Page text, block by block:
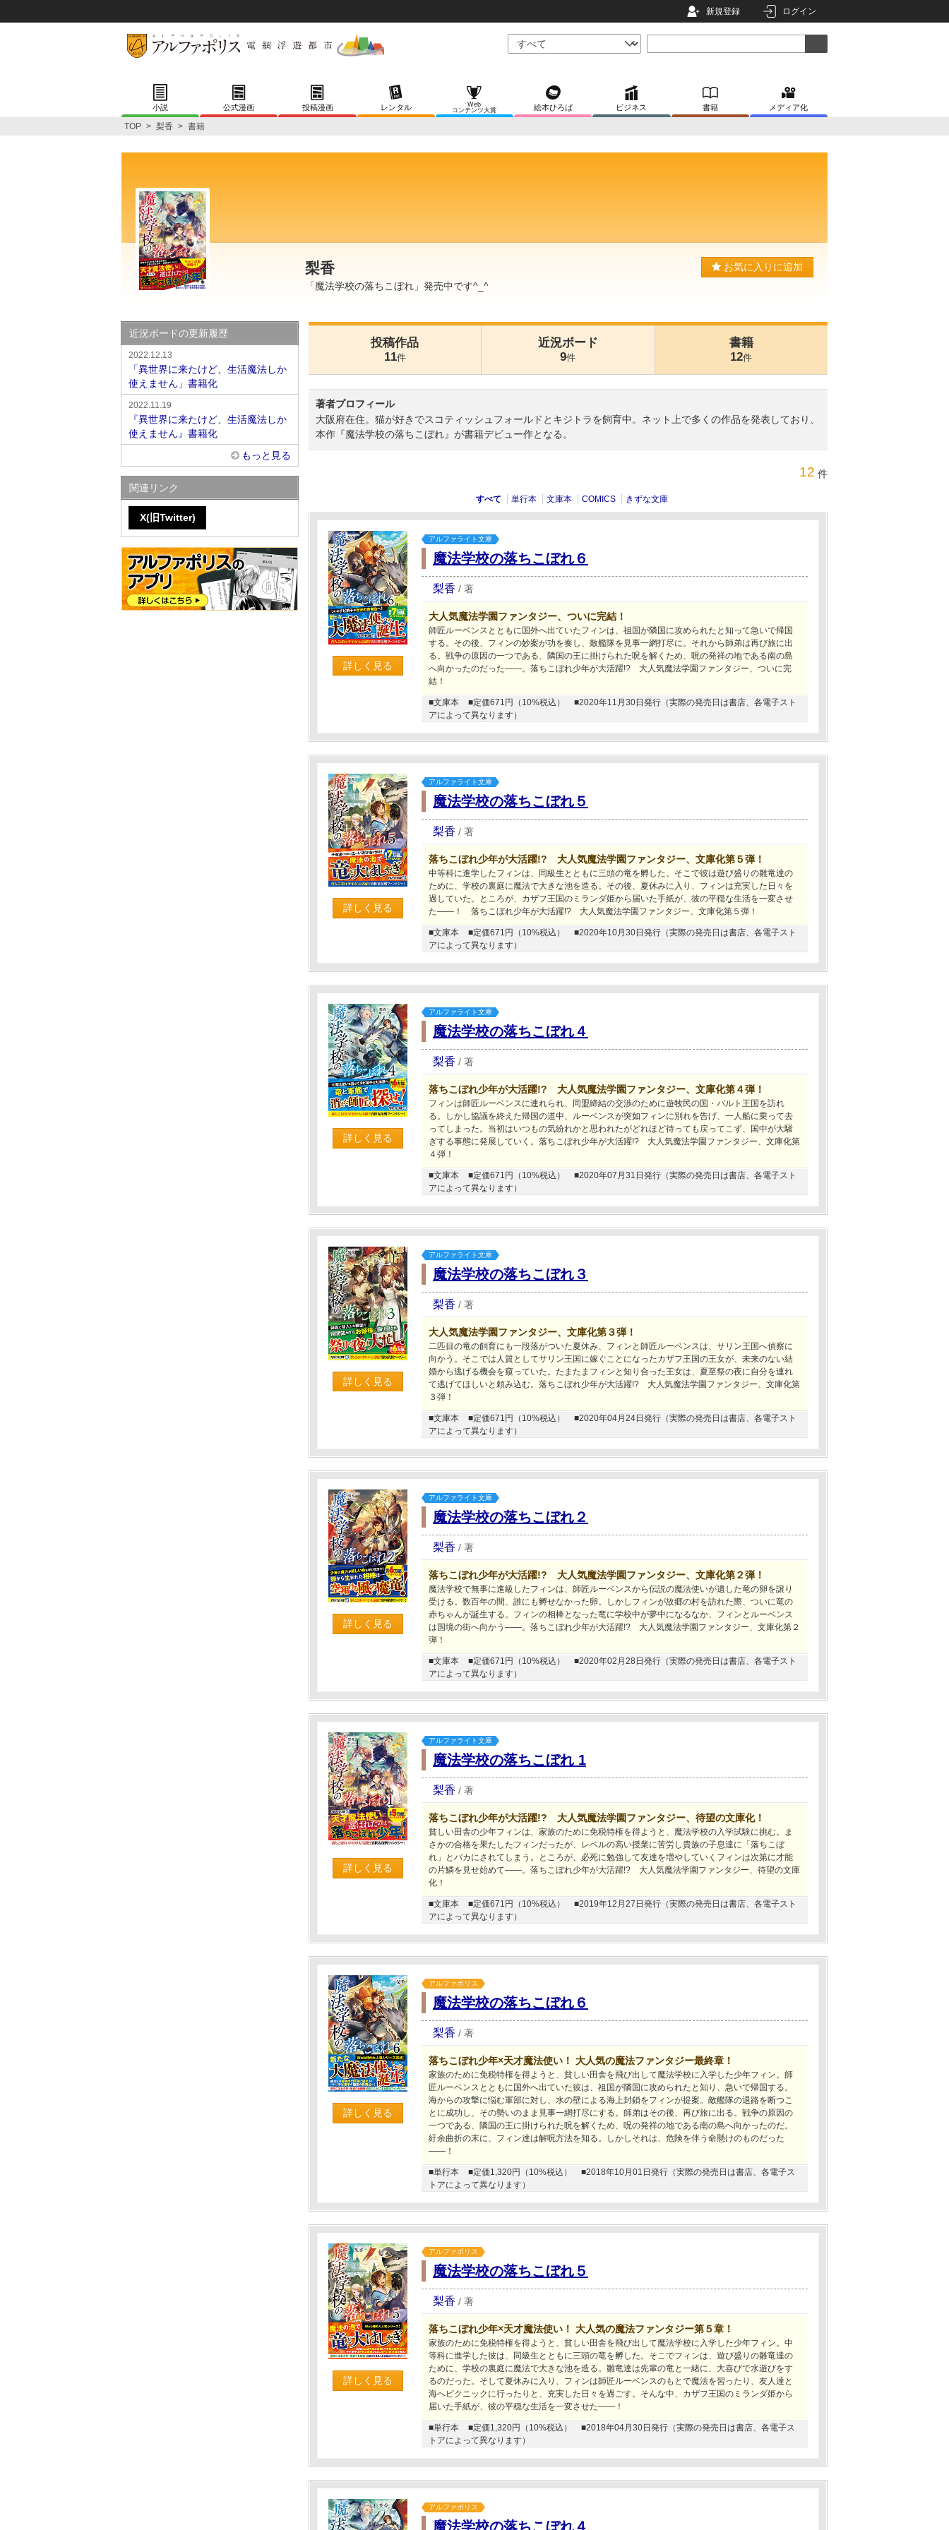
新規登録 ログイン
小説 公式漫画 投稿漫画 レンタル
Web
コンテンツ大賞
絵本ひろば ビジネス 書籍 メディア化
TOP > 梨香 > 書籍
梨香
「魔法学校の落ちこぼれ」発売中です^_^
お気に入りに追加
投稿作品
11件
近況ボード
9件
書籍
12件
著者プロフィール
大阪府在住。猫が好きでスコティッシュフォールドとキジトラを飼育中。ネット上で多くの作品を発表しており、
本作『魔法学校の落ちこぼれ』が書籍デビュー作となる。
12 件
すべて 単行本 文庫本 COMICS きずな文庫
詳しく見る
アルファライト文庫
魔法学校の落ちこぼれ６
梨香 / 著
大人気魔法学園ファンタジー、ついに完結！
師匠ルーベンスとともに国外へ出ていたフィンは、祖国が隣国に攻められたと知って急いで帰国
する。その後、フィンの妙案が功を奏し、敵艦隊を見事一網打尽に。それから師弟は再び旅に出
る。戦争の原因の一つである、隣国の王に掛けられた呪を解くため、呪の発祥の地である南の島
へ向かったのだった――。落ちこぼれ少年が大活躍!? 大人気魔法学園ファンタジー、ついに完
結！
■文庫本 ■定価671円（10%税込）
■2020年11月30日発行（実際の発売日は書店、各電子スト
アによって異なります）
詳しく見る
アルファライト文庫
魔法学校の落ちこぼれ５
梨香 / 著
落ちこぼれ少年が大活躍!? 大人気魔法学園ファンタジー、文庫化第５弾！
中等科に進学したフィンは、同級生とともに三頭の竜を孵した。そこで彼は遊び盛りの雛竜達の
ために、学校の裏庭に魔法で大きな池を造る。その後、夏休みに入り、フィンは充実した日々を
過していた。ところが、カザフ王国のミランダ姫から届いた手紙が、彼の平穏な生活を一変させ
た――！ 落ちこぼれ少年が大活躍!? 大人気魔法学園ファンタジー、文庫化第５弾！
■文庫本 ■定価671円（10%税込）
■2020年10月30日発行（実際の発売日は書店、各電子スト
アによって異なります）
詳しく見る
アルファライト文庫
魔法学校の落ちこぼれ４
梨香 / 著
落ちこぼれ少年が大活躍!? 大人気魔法学園ファンタジー、文庫化第４弾！
フィンは師匠ルーベンスに連れられ、同盟締結の交渉のために遊牧民の国・バルト王国を訪れ
る。しかし協議を終えた帰国の道中、ルーベンスが突如フィンに別れを告げ、一人船に乗って去
ってしまった。当初はいつもの気紛れかと思われたがどれほど待っても戻ってこず、国中が大騒
ぎする事態に発展していく。落ちこぼれ少年が大活躍!? 大人気魔法学園ファンタジー、文庫化第
４弾！
■文庫本 ■定価671円（10%税込）
■2020年07月31日発行（実際の発売日は書店、各電子スト
アによって異なります）
詳しく見る
アルファライト文庫
魔法学校の落ちこぼれ３
梨香 / 著
大人気魔法学園ファンタジー、文庫化第３弾！
二匹目の竜の飼育にも一段落がついた夏休み、フィンと師匠ルーベンスは、サリン王国へ偵察に
向かう。そこでは人質としてサリン王国に嫁ぐことになったカザフ王国の王女が、未来のない結
婚から逃げる機会を窺っていた。たまたまフィンと知り合った王女は、夏至祭の夜に自分を連れ
て逃げてほしいと頼み込む。落ちこぼれ少年が大活躍!? 大人気魔法学園ファンタジー、文庫化第
３弾！
■文庫本 ■定価671円（10%税込）
■2020年04月24日発行（実際の発売日は書店、各電子スト
アによって異なります）
詳しく見る
アルファライト文庫
魔法学校の落ちこぼれ２
梨香 / 著
落ちこぼれ少年が大活躍!? 大人気魔法学園ファンタジー、文庫化第２弾！
魔法学校で無事に進級したフィンは、師匠ルーベンスから伝説の魔法使いが遺した竜の卵を譲り
受ける。数百年の間、誰にも孵せなかった卵。しかしフィンが故郷の村を訪れた際、ついに竜の
赤ちゃんが誕生する。フィンの相棒となった竜に学校中が夢中になるなか、フィンとルーベンス
は国境の街へ向かう――。落ちこぼれ少年が大活躍!? 大人気魔法学園ファンタジー、文庫化第２
弾！
■文庫本 ■定価671円（10%税込）
■2020年02月28日発行（実際の発売日は書店、各電子スト
アによって異なります）
詳しく見る
アルファライト文庫
魔法学校の落ちこぼれ 1
梨香 / 著
落ちこぼれ少年が大活躍!? 大人気魔法学園ファンタジー、待望の文庫化！
貧しい田舎の少年フィンは、家族のために免税特権を得ようと、魔法学校の入学試験に挑む。ま
さかの合格を果たしたフィンだったが、レベルの高い授業に苦労し貴族の子息達に「落ちこぼ
れ」とバカにされてしまう。ところが、必死に勉強して友達を増やしていくフィンは次第に才能
の片鱗を見せ始めて――。落ちこぼれ少年が大活躍!? 大人気魔法学園ファンタジー、待望の文庫
化！
■文庫本 ■定価671円（10%税込）
■2019年12月27日発行（実際の発売日は書店、各電子スト
アによって異なります）
詳しく見る
アルファポリス
魔法学校の落ちこぼれ６
梨香 / 著
落ちこぼれ少年×天才魔法使い！ 大人気の魔法ファンタジー最終章！
家族のために免税特権を得ようと、貧しい田舎を飛び出して魔法学校に入学した少年フィン。師
匠ルーベンスとともに国外へ出ていた彼は、祖国が隣国に攻められたと知り、急いで帰国する。
海からの攻撃に悩む軍部に対し、水の壁による海上封鎖をフィンが提案。敵艦隊の退路を断つこ
とに成功し、その勢いのまま見事一網打尽にする。師弟はその後、再び旅に出る。戦争の原因の
一つである、隣国の王に掛けられた呪を解くため、呪の発祥の地である南の島へ向かったのだ。
紆余曲折の末に、フィン達は解呪方法を知る。しかしそれは、危険を伴う命懸けのものだった
――！
■単行本 ■定価1,320円（10%税込）
■2018年10月01日発行（実際の発売日は書店、各電子ス
トアによって異なります）
詳しく見る
アルファポリス
魔法学校の落ちこぼれ５
梨香 / 著
落ちこぼれ少年×天才魔法使い！ 大人気の魔法ファンタジー第５章！
家族のために免税特権を得ようと、貧しい田舎を飛び出して魔法学校に入学した少年フィン。中
等科に進学した彼は、同級生とともに三頭の竜を孵した。そこでフィンは、遊び盛りの雛竜達の
ために、学校の裏庭に魔法で大きな池を造る。雛竜達は先輩の竜と一緒に、大喜びで水遊びをす
るのだった。そして夏休みに入り、フィンは師匠ルーベンスのもとで魔法を習ったり、友人達と
海へピクニックに行ったりと、充実した日々を過ごす。そんな中、カザフ王国のミランダ姫から
届いた手紙が、彼の平穏な生活を一変させた――！
■単行本 ■定価1,320円（10%税込）
■2018年04月30日発行（実際の発売日は書店、各電子ス
トアによって異なります）
アルファポリス
魔法学校の落ちこぼれ４
近況ボードの更新履歴
2022.12.13
「異世界に来たけど、生活魔法しか
使えません」書籍化
2022.11.19
『異世界に来たけど、生活魔法しか
使えません』書籍化
もっと見る
関連リンク
X(旧Twitter)